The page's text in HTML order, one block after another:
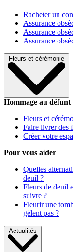
Racheter un
Assurance
Assurance
Assurance
Fleurs et cérémonie
Hommage au défunt
Fleurs et
Faire livrer des
Créer votre
Pour vous aider
Quelles
deuil ?
Fleurs de deuil
suivre ?
Fleurir une
gèlent pas ?
Actualités